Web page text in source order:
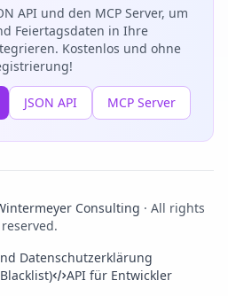
API und den MCP Server, um
Feiertagsdaten in Ihre
Kostenlos und ohne
JSON API MCP Server
Consulting · All rights
reserved.
Datenschutzerklärung
API für Entwickler